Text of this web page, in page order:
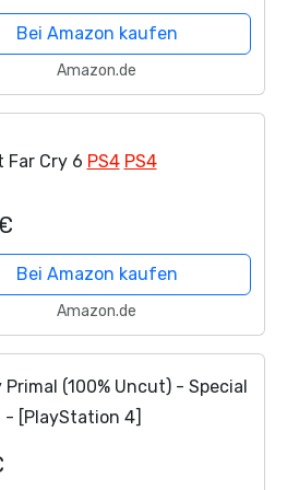
Bei Amazon kaufen
Amazon.de
Far Cry 6 PS4 PS4
Bei Amazon kaufen
Amazon.de
Primal (100% Uncut) - Special
- [PlayStation 4]